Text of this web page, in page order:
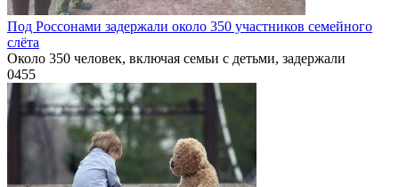
Под Россонами задержали около 350 участников семейного
слёта
Около 350 человек, включая семьи с детьми, задержали
0455